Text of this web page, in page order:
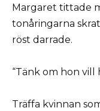
Margaret tittade
tonåringarna
röst darrade.
“Tänk om hon vill
Träffa kvinnan